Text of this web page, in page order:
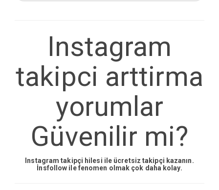
Instagram
takipci arttirma
yorumlar
Güvenilir mi?
Instagram takipçi hilesi ile ücretsiz takipçi kazanın.
İnsfollow ile fenomen olmak çok daha kolay.